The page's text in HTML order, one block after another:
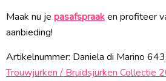
Maak nu je pasafspraaken profiteer
aanbieding!
Artikelnummer: Daniela di Marino
Trouwjurken / Bruidsjurken Collectie